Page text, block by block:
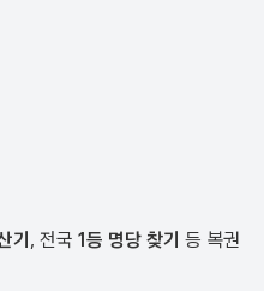
기, 전국 1등 명당 찾기 등 복권